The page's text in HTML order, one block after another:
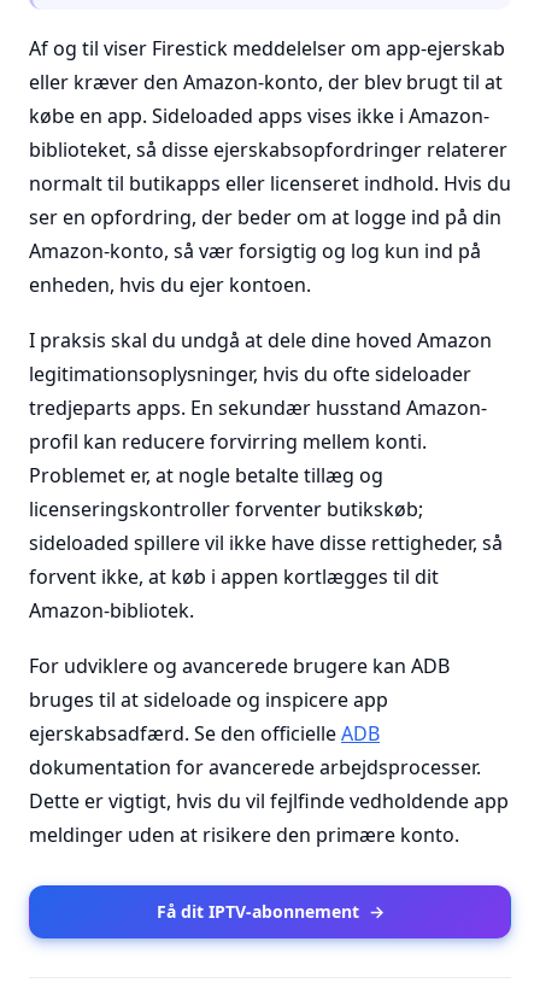
Af og til viser Firestick meddelelser om app-ejerskab
eller kræver den Amazon-konto, der blev brugt til at
købe en app. Sideloaded apps vises ikke i Amazon-
biblioteket, så disse ejerskabsopfordringer relaterer
normalt til butikapps eller licenseret indhold. Hvis du
ser en opfordring, der beder om at logge ind på din
Amazon-konto, så vær forsigtig og log kun ind på
enheden, hvis du ejer kontoen.
I praksis skal du undgå at dele dine hoved Amazon
legitimationsoplysninger, hvis du ofte sideloader
tredjeparts apps. En sekundær husstand Amazon-
profil kan reducere forvirring mellem konti.
Problemet er, at nogle betalte tillæg og
licenseringskontroller forventer butikskøb;
sideloaded spillere vil ikke have disse rettigheder, så
forvent ikke, at køb i appen kortlægges til dit
Amazon-bibliotek.
For udviklere og avancerede brugere kan ADB
bruges til at sideloade og inspicere app
ejerskabsadfærd. Se den officielleADB
dokumentation for avancerede arbejdsprocesser.
Dette er vigtigt, hvis du vil fejlfinde vedholdende app
meldinger uden at risikere den primære konto.
Få dit IPTV-abonnement →